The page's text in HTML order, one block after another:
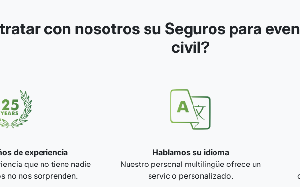
con nosotros su Seguros para
civil?
de experiencia
que no tiene nadie
no nos sorprenden.
Hablamos su idioma
Nuestro personal multilingüe ofrece un
servicio personalizado.